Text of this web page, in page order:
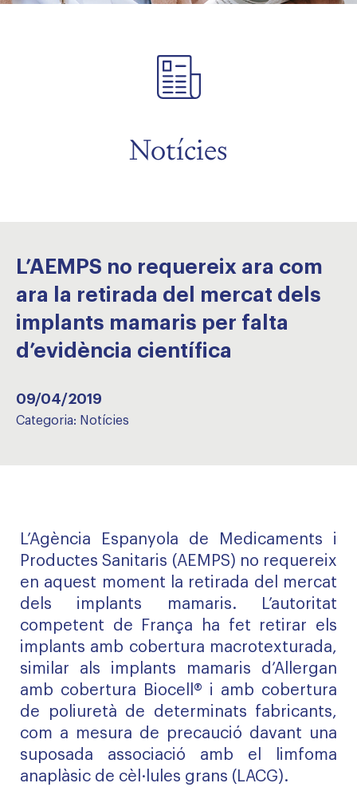
Notícies
L’AEMPS no requereix ara com
ara la retirada del mercat dels
implants mamaris per falta
d’evidència científica
09/04/2019
Categoria: Notícies
L’Agència Espanyola de Medicaments i
Productes Sanitaris (AEMPS) no requereix
en aquest moment la retirada del mercat
dels implants mamaris. L’autoritat
competent de França ha fet retirar els
implants amb cobertura macrotexturada,
similar als implants mamaris d’Allergan
amb cobertura Biocell® i amb cobertura
de poliuretà de determinats fabricants,
com a mesura de precaució davant una
suposada associació amb el limfoma
anaplàsic de cèl·lules grans (LACG).